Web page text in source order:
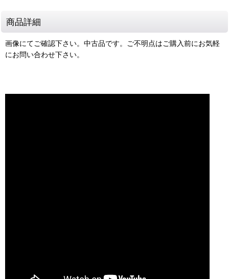
商品詳細
画像にてご確認下さい。中古品です。ご不明点はご購入前にお気軽
にお問い合わせ下さい。